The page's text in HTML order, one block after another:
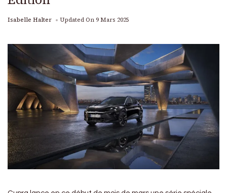
Isabelle Halter Updated On9 Mars 2025